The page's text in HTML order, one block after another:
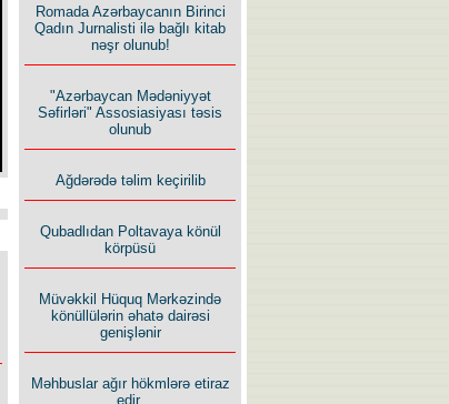
Romada Azərbaycanın Birinci
Qadın Jurnalisti ilə bağlı kitab
nəşr olunub!
"Azərbaycan Mədəniyyət
Səfirləri" Assosiasiyası təsis
olunub
Ağdərədə təlim keçirilib
Qubadlıdan Poltavaya könül
körpüsü
Müvəkkil Hüquq Mərkəzində
könüllülərin əhatə dairəsi
genişlənir
Məhbuslar ağır hökmlərə etiraz
edir.